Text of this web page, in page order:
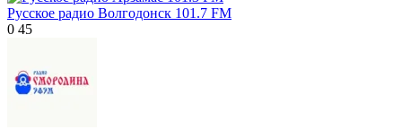
Русское радио Волгодонск 101.7 FM
0 45